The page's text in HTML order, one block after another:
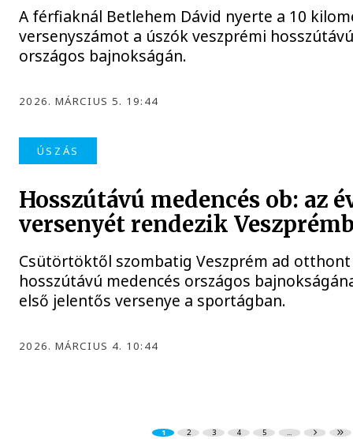
A férfiaknál Betlehem Dávid nyerte a 10
versenyszámot a úszók veszprémi
országos bajnokságán.
2026. MÁRCIUS 5. 19:44
ÚSZÁS
Hosszútávú medencés ob: az
versenyét rendezik
Csütörtöktől szombatig Veszprém ad otthont
hosszútávú medencés országos
első jelentős versenye a sportágban.
2026. MÁRCIUS 4. 10:44
1 2 3 4 5 ...